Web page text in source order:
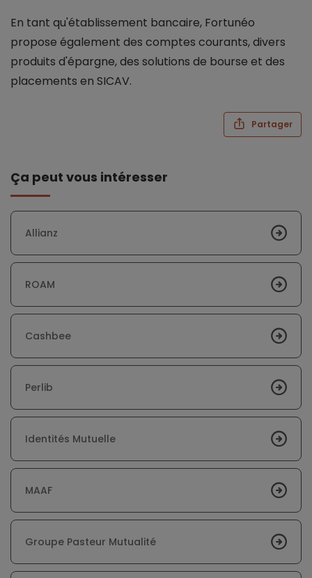
En tant qu'établissement bancaire, Fortunéo
propose également des comptes courants, divers
produits d'épargne, des solutions de bourse et des
placements en SICAV.
Partager
Ça peut vous intéresser
Allianz
ROAM
Cashbee
Perlib
Identités Mutuelle
MAAF
Groupe Pasteur Mutualité